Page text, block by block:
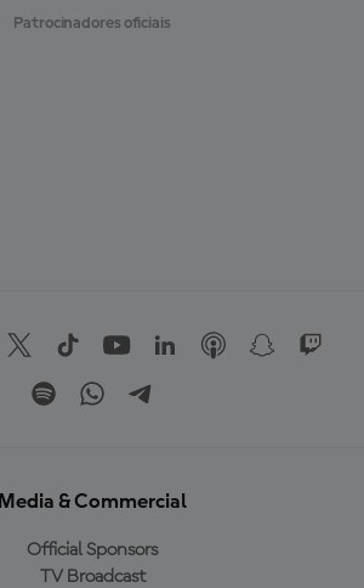
Patrocinadores oficiais
Media & Commercial
Official Sponsors
TV Broadcast